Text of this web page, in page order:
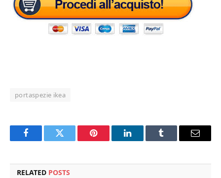
portaspezie ikea
FacebookTwitter Pinterest LinkedInTumblr Email
RELATED POSTS